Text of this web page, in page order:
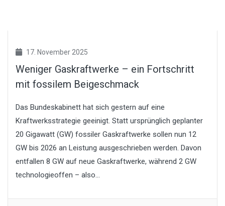
17. November 2025
Weniger Gaskraftwerke – ein Fortschritt
mit fossilem Beigeschmack
Das Bundeskabinett hat sich gestern auf eine
Kraftwerksstrategie geeinigt. Statt ursprünglich geplanter
20 Gigawatt (GW) fossiler Gaskraftwerke sollen nun 12
GW bis 2026 an Leistung ausgeschrieben werden. Davon
entfallen 8 GW auf neue Gaskraftwerke, während 2 GW
technologieoffen – also...